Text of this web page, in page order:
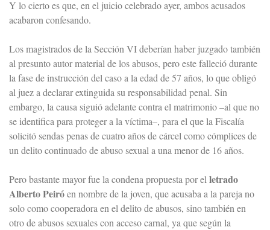
Y lo cierto es que, en el juicio celebrado ayer, ambos acusados
acabaron confesando.
Los magistrados de la Sección VI deberían haber juzgado también
al presunto autor material de los abusos, pero este falleció durante
la fase de instrucción del caso a la edad de 57 años, lo que obligó
al juez a declarar extinguida su responsabilidad penal. Sin
embargo, la causa siguió adelante contra el matrimonio –al que no
se identifica para proteger a la víctima–, para el que la Fiscalía
solicitó sendas penas de cuatro años de cárcel como cómplices de
un delito continuado de abuso sexual a una menor de 16 años.
Pero bastante mayor fue la condena propuesta por elletrado
Alberto Peiróen nombre de la joven, que acusaba a la pareja no
solo como cooperadora en el delito de abusos, sino también en
otro de abusos sexuales con acceso carnal, ya que según la